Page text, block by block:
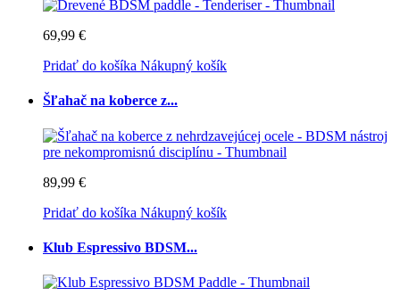
69,99 €
Pridať do košíka Nákupný košík
Šľahač na koberce z...
89,99 €
Pridať do košíka Nákupný košík
Klub Espressivo BDSM...